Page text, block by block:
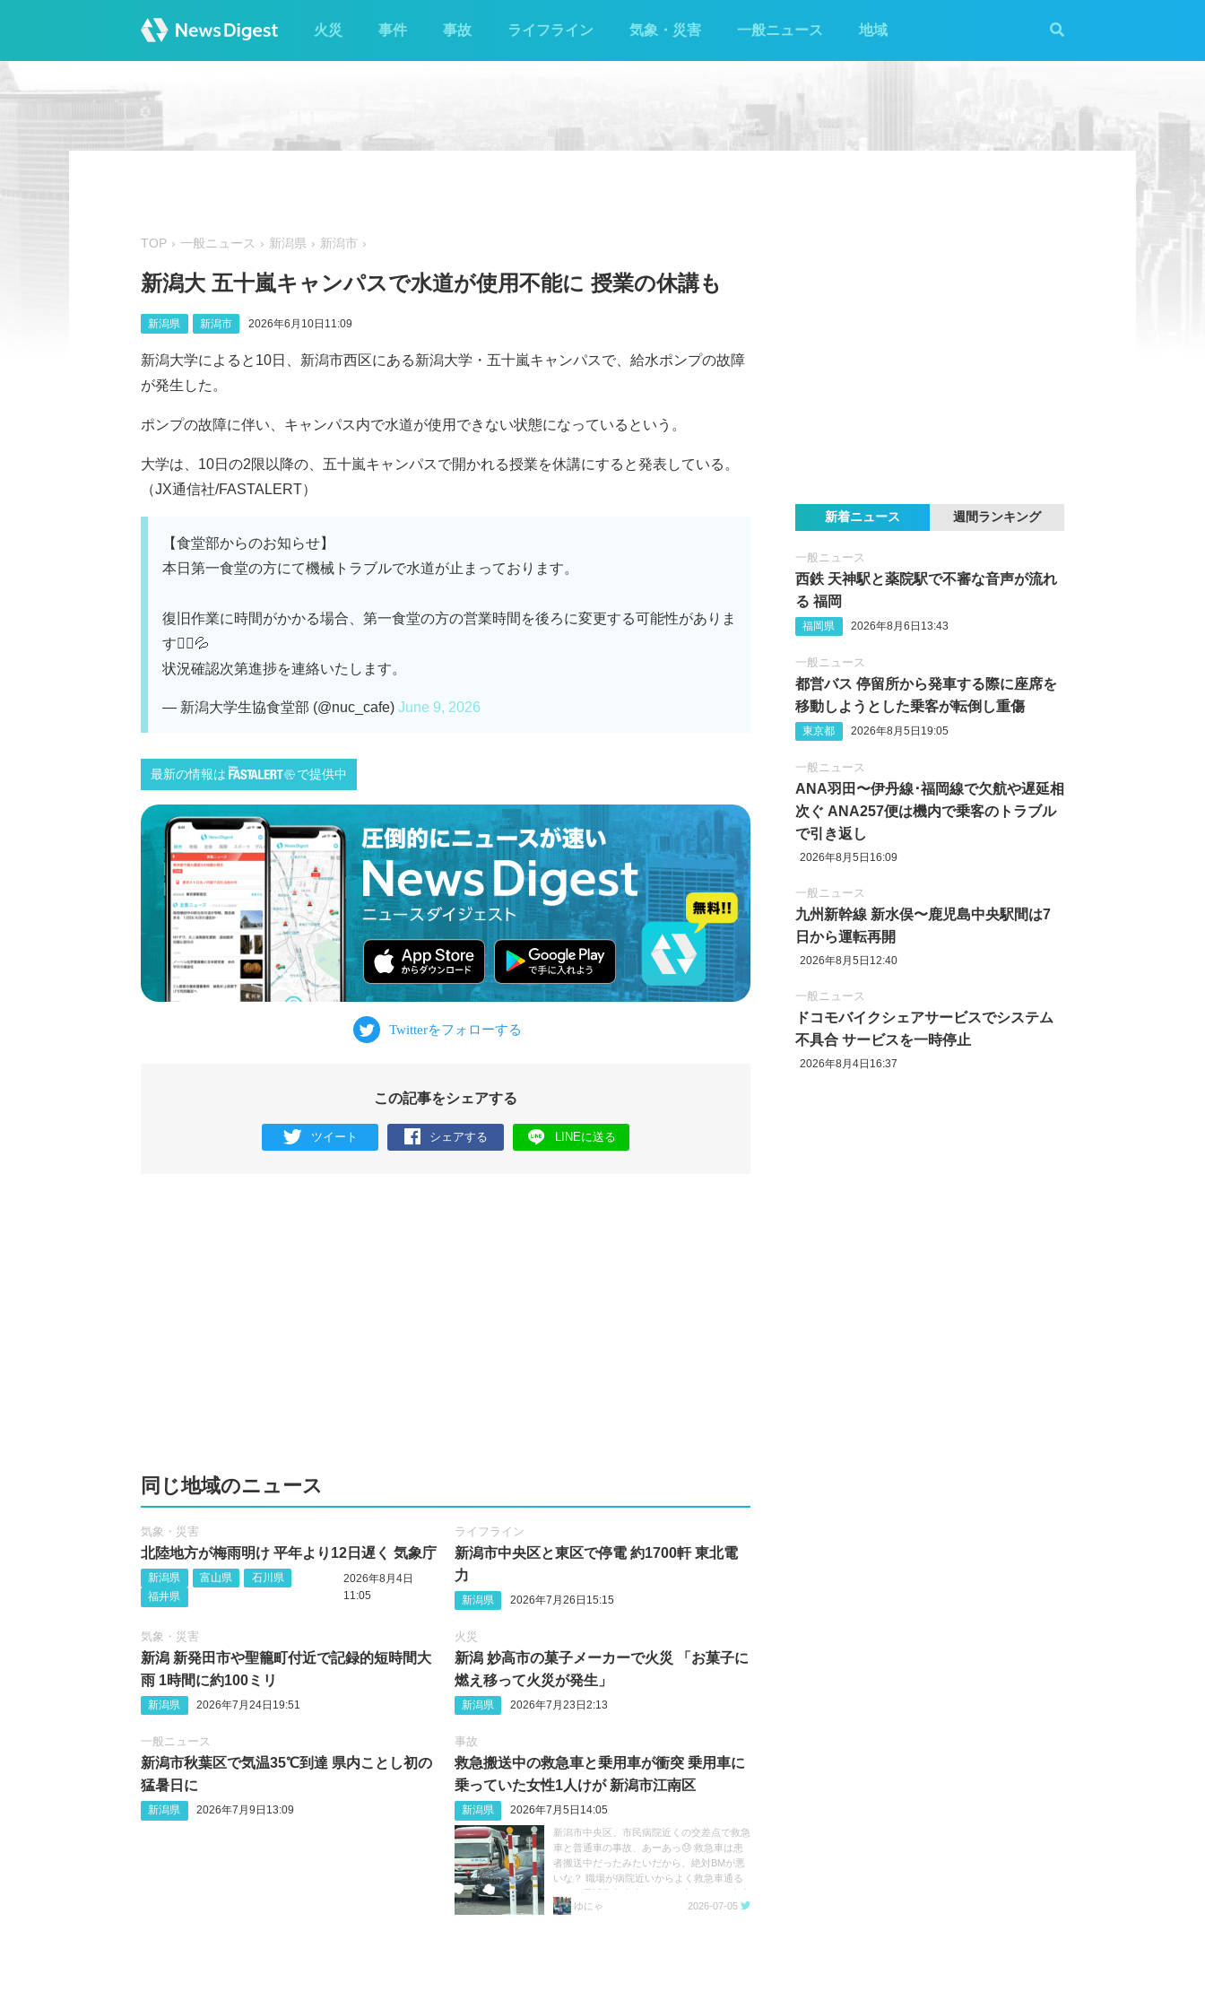
火災 事件 事故 ライフライン 気象・災害 一般ニュース 地域
TOP 一般ニュース 新潟県 新潟市
新潟大 五十嵐キャンパスで水道が使用不能に 授業の休講も
新潟県 新潟市 2026年6月10日11:09
新潟大学によると10日、新潟市西区にある新潟大学・五十嵐キャンパスで、給水ポンプの故障
が発生した。
ポンプの故障に伴い、キャンパス内で水道が使用できない状態になっているという。
大学は、10日の2限以降の、五十嵐キャンパスで開かれる授業を休講にすると発表している。
（JX通信社/FASTALERT）
【食堂部からのお知らせ】
本日第一食堂の方にて機械トラブルで水道が止まっております。
復旧作業に時間がかかる場合、第一食堂の方の営業時間を後ろに変更する可能性がありま
す🙇‍♂️💦
状況確認次第進捗を連絡いたします。
— 新潟大学生協食堂部 (@nuc_cafe) June 9, 2026
最新の情報は で提供中
この記事をシェアする
ツイート シェアする LINEに送る
同じ地域のニュース
気象・災害
北陸地方が梅雨明け 平年より12日遅く 気象庁
新潟県 富山県
石川県
福井県
2026年8月4日
11:05
ライフライン
新潟市中央区と東区で停電 約1700軒 東北電
力
新潟県 2026年7月26日15:15
気象・災害
新潟 新発田市や聖籠町付近で記録的短時間大
雨 1時間に約100ミリ
新潟県 2026年7月24日19:51
火災
新潟 妙高市の菓子メーカーで火災 「お菓子に
燃え移って火災が発生」
新潟県 2026年7月23日2:13
一般ニュース
新潟市秋葉区で気温35℃到達 県内ことし初の
猛暑日に
新潟県 2026年7月9日13:09
事故
救急搬送中の救急車と乗用車が衝突 乗用車に
乗っていた女性1人けが 新潟市江南区
新潟県 2026年7月5日14:05
新潟市中央区、市民病院近くの交差点で救急
車と普通車の事故、あーあっ😓 救急車は患
者搬送中だったみたいだから、絶対BMが悪
いな？ 職場が病院近いからよく救急車通る
けど、最近救急車来てるのに止まらない車多
すぎ。 救急車優先！絶対！！
ゆにゃ 2026-07-05
新着ニュース 週間ランキング
一般ニュース
西鉄 天神駅と薬院駅で不審な音声が流れ
る 福岡
福岡県 2026年8月6日13:43
一般ニュース
都営バス 停留所から発車する際に座席を
移動しようとした乗客が転倒し重傷
東京都 2026年8月5日19:05
一般ニュース
ANA羽田〜伊丹線･福岡線で欠航や遅延相
次ぐ ANA257便は機内で乗客のトラブル
で引き返し
2026年8月5日16:09
一般ニュース
九州新幹線 新水俣〜鹿児島中央駅間は7
日から運転再開
2026年8月5日12:40
一般ニュース
ドコモバイクシェアサービスでシステム
不具合 サービスを一時停止
2026年8月4日16:37